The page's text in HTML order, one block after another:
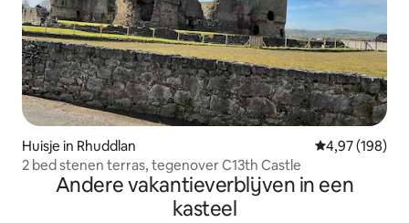
Huisje in Rhuddlan Gemiddelde
4,97 (198)
2 bed stenen terras, tegenover C13th Castle
Andere vakantieverblijven in een
kasteel